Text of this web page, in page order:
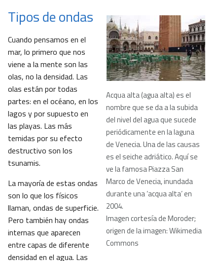
Acqua alta (agua alta) es el
nombre que se da a la subida
del nivel del agua que sucede
periódicamente en la laguna
de Venecia. Una de las causas
es el seiche adriático. Aquí se
ve la famosa Piazza San
Marco de Venecia, inundada
durante una ‘acqua alta’ en
2004.
Imagen cortesía de Moroder;
origen de la imagen: Wikimedia
Commons
Tipos de ondas
Cuando pensamos en el
mar, lo primero que nos
viene a la mente son las
olas, no la densidad. Las
olas están por todas
partes: en el océano, en los
lagos y por supuesto en
las playas. Las más
temidas por su efecto
destructivo son los
tsunamis.
La mayoría de estas ondas
son lo que los físicos
llaman, ondas de superficie.
Pero también hay ondas
internas que aparecen
entre capas de diferente
densidad en el agua. Las